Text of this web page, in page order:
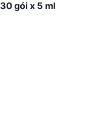
gói x 5 ml